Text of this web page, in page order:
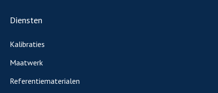
Diensten
Kalibraties
Maatwerk
Referentiematerialen